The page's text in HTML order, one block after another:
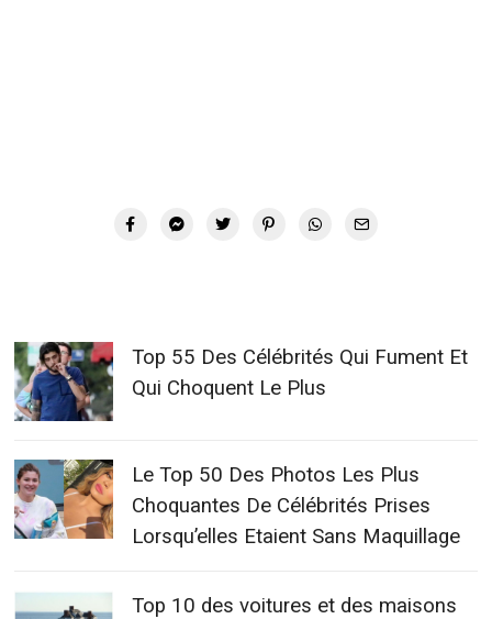
Top 55 Des Célébrités Qui Fument Et
Qui Choquent Le Plus
Le Top 50 Des Photos Les Plus
Choquantes De Célébrités Prises
Lorsqu’elles Etaient Sans Maquillage
Top 10 des voitures et des maisons